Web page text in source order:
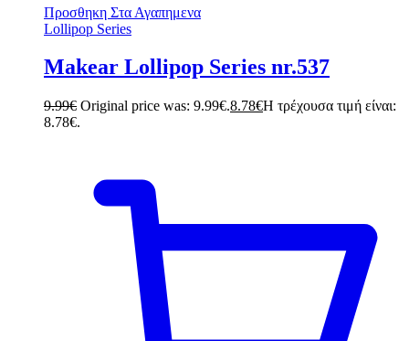
Προσθηκη Στα Αγαπημενα
Lollipop Series
Makear Lollipop Series nr.537
9.99€ Original price was: 9.99€.8.78€Η τρέχουσα τιμή είναι:
8.78€.